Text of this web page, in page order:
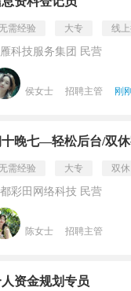
需经验 大专 线
科技服务集团 民营
侯女士 招聘主管 刚
晚七—轻松后台/双
需经验 大专 双休
彩田网络科技 民营
陈女士 招聘主管
资金规划专员